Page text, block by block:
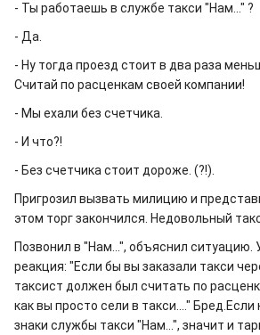
- Ты работаешь в службе такси "Нам..." ?
- Да.
- Ну тогда проезд стоит в два раза
Считай по расценкам своей компании!
- Мы ехали без счетчика.
- И что?!
- Без счетчика стоит дороже. (?!).
Пригрозил вызвать милицию и
этом торг закончился. Недовольный
Позвонил в "Нам...", объяснил ситуацию.
реакция: "Если бы вы заказали такси
таксист должен был считать по
как вы просто сели в такси...."
знаки службы такси "Нам...", значит и